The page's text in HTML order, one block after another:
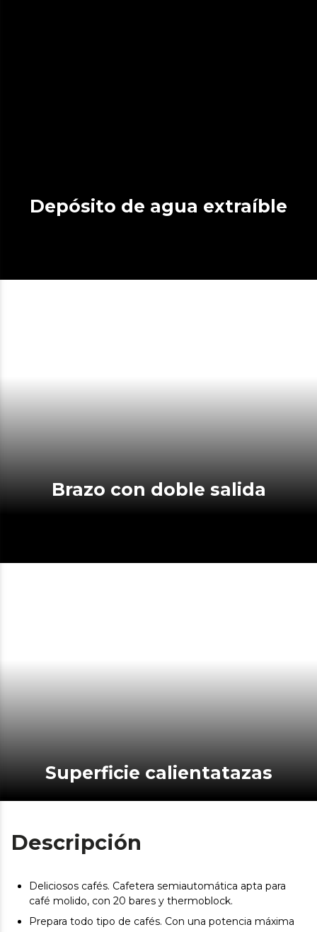
Depósito de agua extraíble
Brazo con doble salida
Superficie calientatazas
Descripción
Deliciosos cafés. Cafetera semiautomática apta para
café molido, con 20 bares y thermoblock.
Prepara todo tipo de cafés. Con una potencia máxima